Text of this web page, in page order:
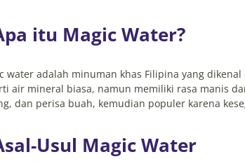
itu Magic Water?
water adalah minuman khas Filipina yang
air mineral biasa, namun memiliki rasa manis
dan perisa buah, kemudian populer karena
Usul Magic Water